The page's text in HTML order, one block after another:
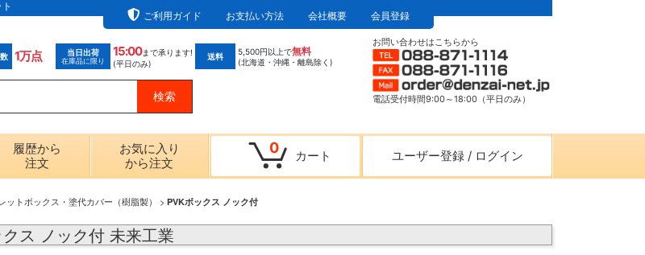
ご利用ガイド
お支払い方法 会社概要 会員登録
1万点 当日出荷
在庫品に限り
15:00まで承ります!
(平日のみ)
送料 5,500円以上で無料
(北海道・沖縄・離島除く)
お問い合わせはこちらから
電話受付時間9:00～18:00（平日のみ）
履歴から
注文
お気に入り
から注文
0 カート ユーザー登録 / ログイン
ットボックス・塗代カバー（樹脂製） > PVKボックス ノック付
ス ノック付 未来工業